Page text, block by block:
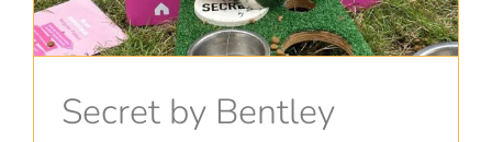
Secret by Bentley